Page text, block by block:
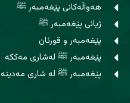
هەواڵەکانی پێغەمبەر ﷺ
ژیانی پێغەمبەر ﷺ
پێغەمبەر و قورئان
پێغەمبەر ﷺ لەشاری مەککە
پێغەمبەر ﷺ لە شاری مەدینە